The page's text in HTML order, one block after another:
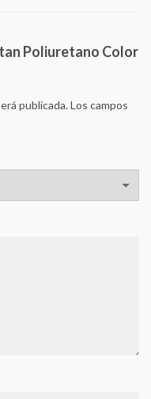
Poliuretano Color
publicada.Los campos